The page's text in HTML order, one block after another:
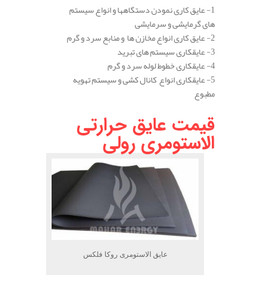
1- عایق کاری نمودن دستگاهها و انواع سیستم
های گرمایشی و سرمایشی
2- عایق کاری انواع مخازن ها و منابع سرد و گرم
3- عایقکاری سیستم های تبرید
4- عایقکاری خطوط لوله سرد و گرم
5- عایقکاری انواع کانال کشی و سیستم تهویه
مطبوع
قیمت عایق حرارتی
الاستومری رولی
عایق الاستومری روکا فلکس